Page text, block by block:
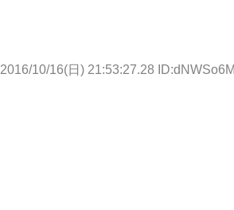
2016/10/16(日) 21:53:27.28